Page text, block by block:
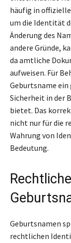
häufig in
um die Identität
Änderung des
andere Gründe,
da amtliche
aufweisen. Für
Geburtsname
Sicherheit in der
bietet. Das
nicht nur für die
Wahrung von
Bedeutung.
Geburtsnamen
rechtlichen